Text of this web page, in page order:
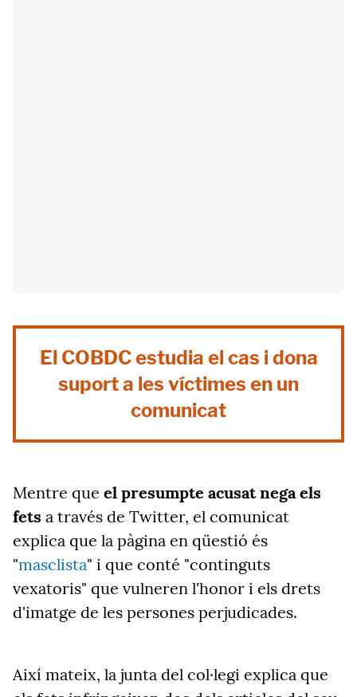
El COBDC estudia el cas i dona
suport a les víctimes en un
comunicat
Mentre que el presumpte acusat nega els
fets a través de Twitter, el comunicat
explica que la pàgina en qüestió és
"masclista" i que conté "continguts
vexatoris" que vulneren l'honor i els drets
d'imatge de les persones perjudicades.
Així mateix, la junta del col·legi explica que